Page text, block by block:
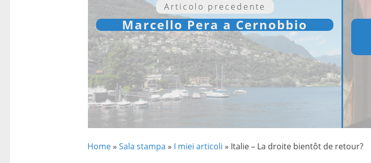
Articolo precedente
Marcello Pera a Cernobbio
Home » Sala stampa » I miei articoli » Italie – La droite bientôt de retour?